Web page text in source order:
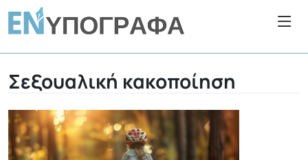
Σεξουαλική κακοποίηση